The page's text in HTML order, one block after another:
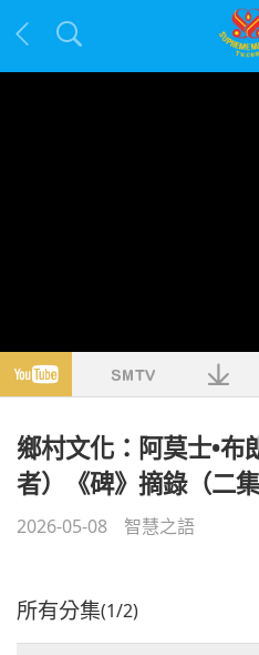
鄉村文化：阿莫士•布
者）《碑》摘錄（二集
2026-05-08 智慧之語
所有分集(1/2)